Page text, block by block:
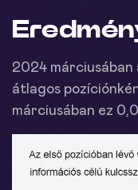
2024 márciusában
átlagos
márciusában ez